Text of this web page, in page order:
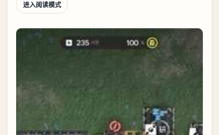
进入阅读模式